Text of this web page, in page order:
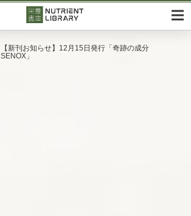
【新刊お知らせ】12月15日発行「奇跡の成分
SENOX」